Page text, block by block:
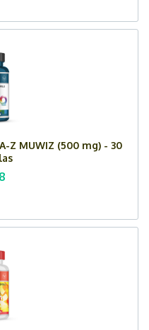
Z MUWIZ (500 mg) - 30